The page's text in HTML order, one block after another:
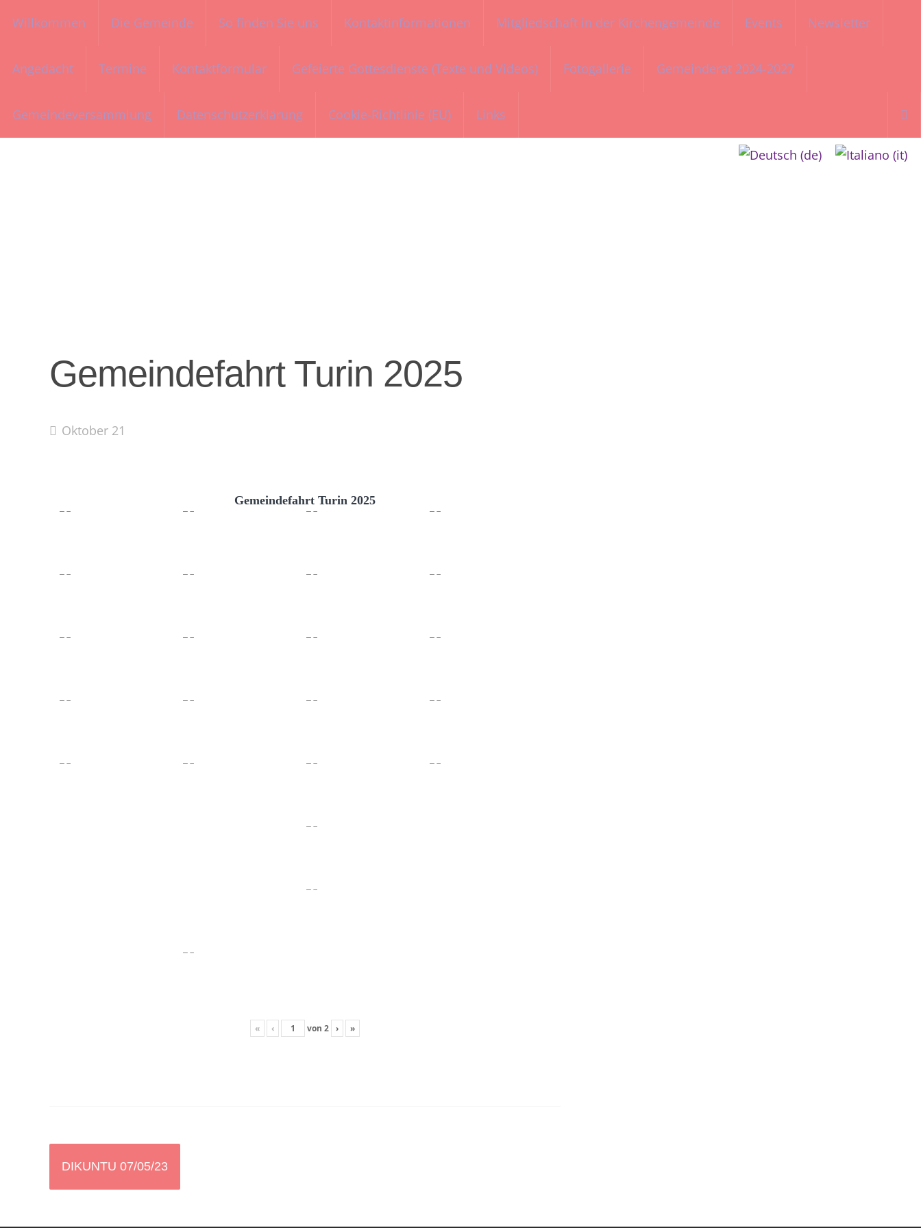
Willkommen Die Gemeinde So finden Sie uns Kontaktinformationen Mitgliedschaft in der Kirchengemeinde Events Newsletter
Angedacht Termine Kontaktformular Gefeierte Gottesdienste (Texte und Videos) Fotogallerie Gemeinderat 2024-2027
Gemeindeversammlung Datenschutzerklärung Cookie-Richtlinie (EU) Links
nach:
Gemeindefahrt Turin 2025
Oktober 21
Gemeindefahrt Turin 2025
« ‹ von 2 › »
Artikel-
DIKUNTU 07/05/23